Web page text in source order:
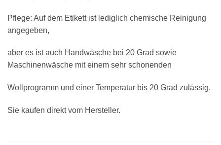
Pflege: Auf dem Etikett ist lediglich chemische Reinigung
angegeben,
aber es ist auch Handwäsche bei 20 Grad sowie
Maschinenwäsche mit einem sehr schonenden
Wollprogramm und einer Temperatur bis 20 Grad zulässig.
Sie kaufen direkt vom Hersteller.